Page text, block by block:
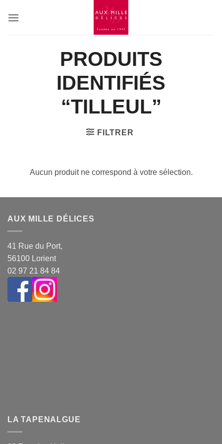
PRODUITS
IDENTIFIÉS
“TILLEUL”
FILTRER
Aucun produit ne correspond à votre sélection.
AUX MILLE DÉLICES
41 Rue du Port,
56100 Lorient
02 97 21 84 84
LA TAPENALGUE